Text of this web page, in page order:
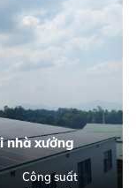
nhà xưởng
Công suất